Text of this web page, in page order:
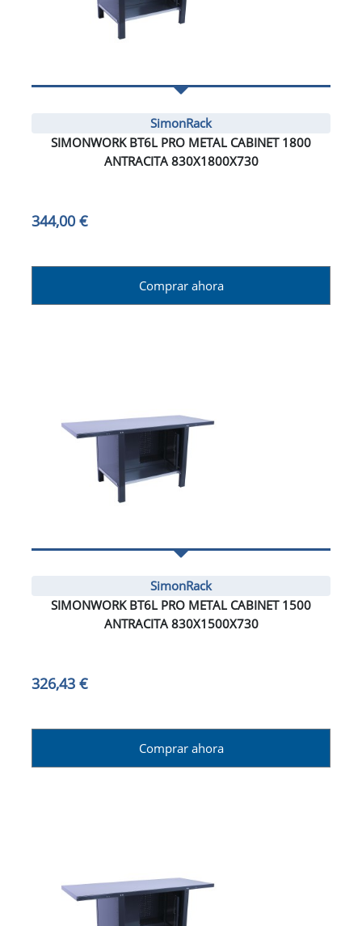
SimonRack
SIMONWORK BT6L PRO METAL CABINET 1800
ANTRACITA 830X1800X730
344,00 €
Comprar ahora
SimonRack
SIMONWORK BT6L PRO METAL CABINET 1500
ANTRACITA 830X1500X730
326,43 €
Comprar ahora